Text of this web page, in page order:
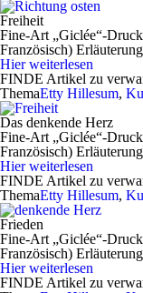
Freiheit
Fine-Art „Giclée“-
Französisch)
Hier weiterlesen
FINDE Artikel zu
ThemaEtty Hillesum,
Das denkende Herz
Fine-Art „Giclée“-
Französisch)
Hier weiterlesen
FINDE Artikel zu
ThemaEtty Hillesum,
Frieden
Fine-Art „Giclée“-
Französisch)
Hier weiterlesen
FINDE Artikel zu